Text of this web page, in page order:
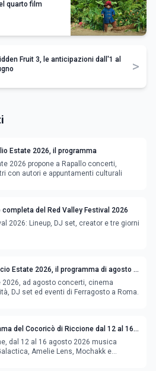
quarto film
Fruit 3, le anticipazioni dall'1 al
>
Estate 2026, il programma
2026 propone a Rapallo concerti,
con autori e appuntamenti culturali
completa del Red Valley Festival 2026
2026: Lineup, DJ set, creator e tre giorni
Estate 2026, il programma di agosto e
ad agosto concerti, cinema
DJ set ed eventi di Ferragosto a Roma.
del Cocoricò di Riccione dal 12 al 16
dal 12 al 16 agosto 2026 musica
Amelie Lens, Mochakk e